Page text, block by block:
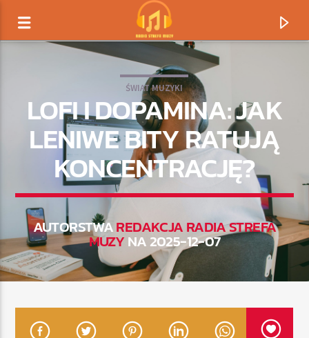
TERAZ GRAMY
TYTUŁ
ŚWIAT MUZYKI
LOFI I DOPAMINA: JAK
LENIWE BITY RATUJĄ
KONCENTRACJĘ?
AUTORSTWAREDAKCJA RADIA STREFA
MUZYNA 2025-12-07